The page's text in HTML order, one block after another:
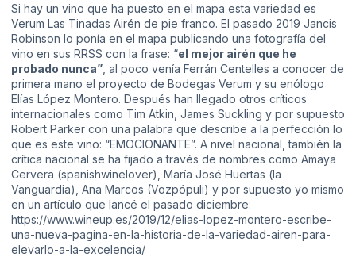
Si hay un vino que ha puesto en el mapa esta variedad es
Verum Las Tinadas Airén de pie franco. El pasado 2019 Jancis
Robinson lo ponía en el mapa publicando una fotografía del
vino en sus RRSS con la frase: “el mejor airén que he
probado nunca” , al poco venía Ferrán Centelles a conocer de
primera mano el proyecto de Bodegas Verum y su enólogo
Elías López Montero. Después han llegado otros críticos
internacionales como Tim Atkin, James Suckling y por supuesto
Robert Parker con una palabra que describe a la perfección lo
que es este vino: “EMOCIONANTE”. A nivel nacional, también la
crítica nacional se ha fijado a través de nombres como Amaya
Cervera (spanishwinelover), María José Huertas (la
Vanguardia), Ana Marcos (Vozpópuli) y por supuesto yo mismo
en un artículo que lancé el pasado diciembre:
https://www.wineup.es/2019/12/elias-lopez-montero-escribe-
una-nueva-pagina-en-la-historia-de-la-variedad-airen-para-
elevarlo-a-la-excelencia/